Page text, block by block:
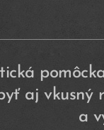
aj vkusný
a